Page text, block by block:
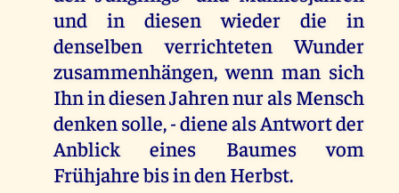
und in diesen wieder die in
denselben verrichteten Wunder
zusammenhängen, wenn man sich
Ihn in diesen Jahren nur als Mensch
denken solle, - diene als Antwort der
Anblick eines Baumes vom
Frühjahre bis in den Herbst.